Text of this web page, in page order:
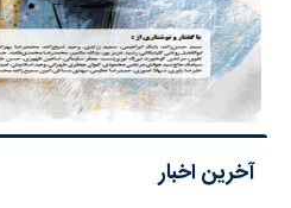
آخرین اخبار